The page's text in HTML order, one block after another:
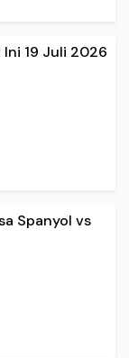
Ini 19 Juli 2026
Spanyol vs